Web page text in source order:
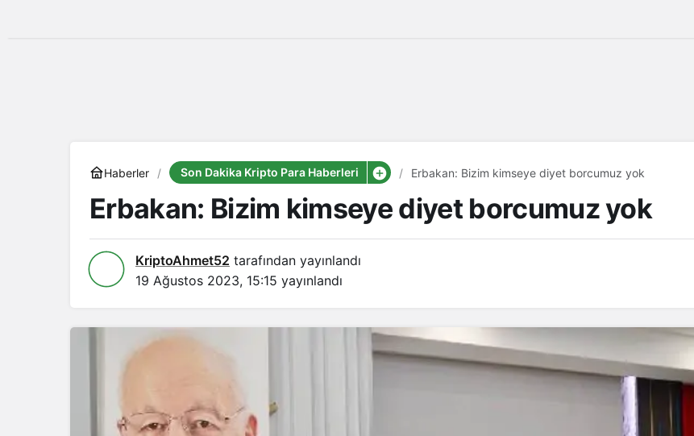
Haberler Son Dakika Kripto Para Haberleri Erbakan: Bizim kimseye diyet borcumuz yok
Erbakan: Bizim kimseye diyet borcumuz yok
KriptoAhmet52 tarafından yayınlandı
19 Ağustos 2023, 15:15 yayınlandı